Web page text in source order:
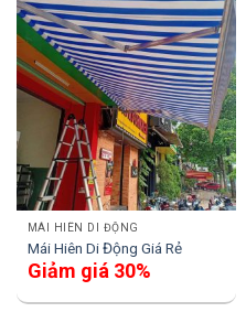
MÁI HIÊN DI ĐỘNG
Mái Hiên Di Động Giá Rẻ
Giảm giá 30%